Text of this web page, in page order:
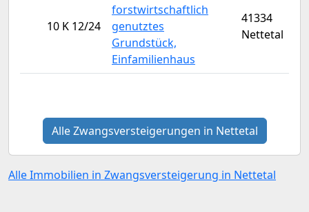
10 K 12/24
forstwirtschaftlich
genutztes
Grundstück,
Einfamilienhaus
41334
Nettetal
Alle Zwangsversteigerungen in Nettetal
Alle Immobilien in Zwangsversteigerung in Nettetal